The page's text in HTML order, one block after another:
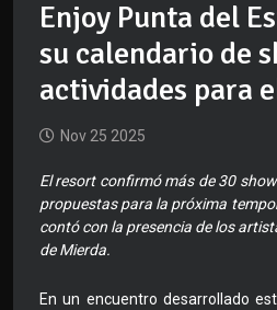
Enjoy Punta del
su calendario de
actividades para
Nov 25 2025
El resort confirmó más de 30
propuestas para la próxima
contó con la presencia de los
de Mierda.
En un encuentro desarrollado